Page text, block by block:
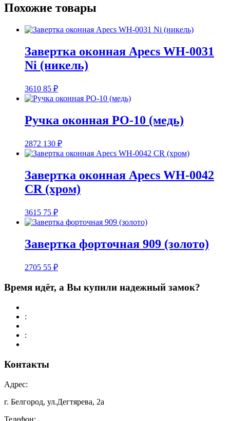
Похожие товары
Завертка оконная Apecs WH-0031
Ni (никель)
3610 85 ₽
Ручка оконная РО-10 (медь)
2872 130 ₽
Завертка оконная Apecs WH-0042
CR (хром)
3615 75 ₽
Завертка форточная 909 (золото)
2705 55 ₽
Время идёт, а Вы купили надежный замок?
:
:
Контакты
Адрес:
г. Белгород, ул.Дегтярева, 2а
Телефон: